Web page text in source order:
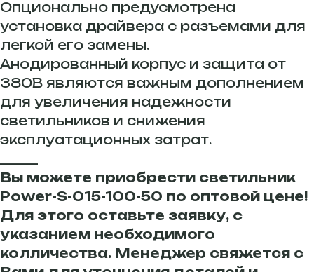
Опционально предусмотрена
установка драйвера с разъемами для
легкой его замены.
Анодированный корпус и защита от
380В являются важным дополнением
для увеличения надежности
светильников и снижения
эксплуатационных затрат.
Вы можете приобрести светильник
Power-S-015-100-50 по оптовой цене!
Для этого оставьте заявку, с
указанием необходимого
колличества. Менеджер свяжется с